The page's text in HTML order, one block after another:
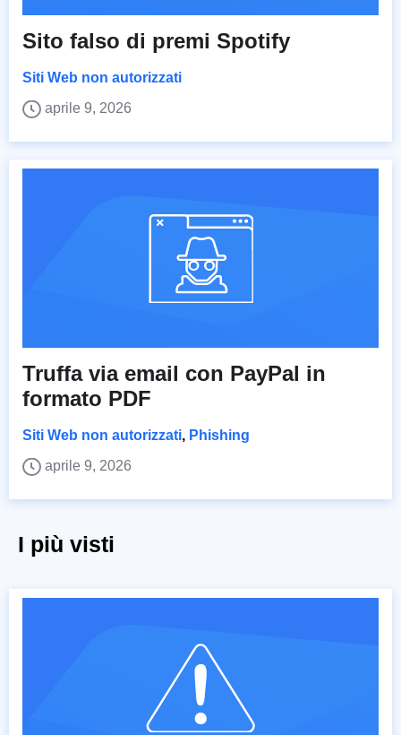
Sito falso di premi Spotify
Siti Web non autorizzati
aprile 9, 2026
Truffa via email con PayPal in
formato PDF
Siti Web non autorizzati, Phishing
aprile 9, 2026
I più visti